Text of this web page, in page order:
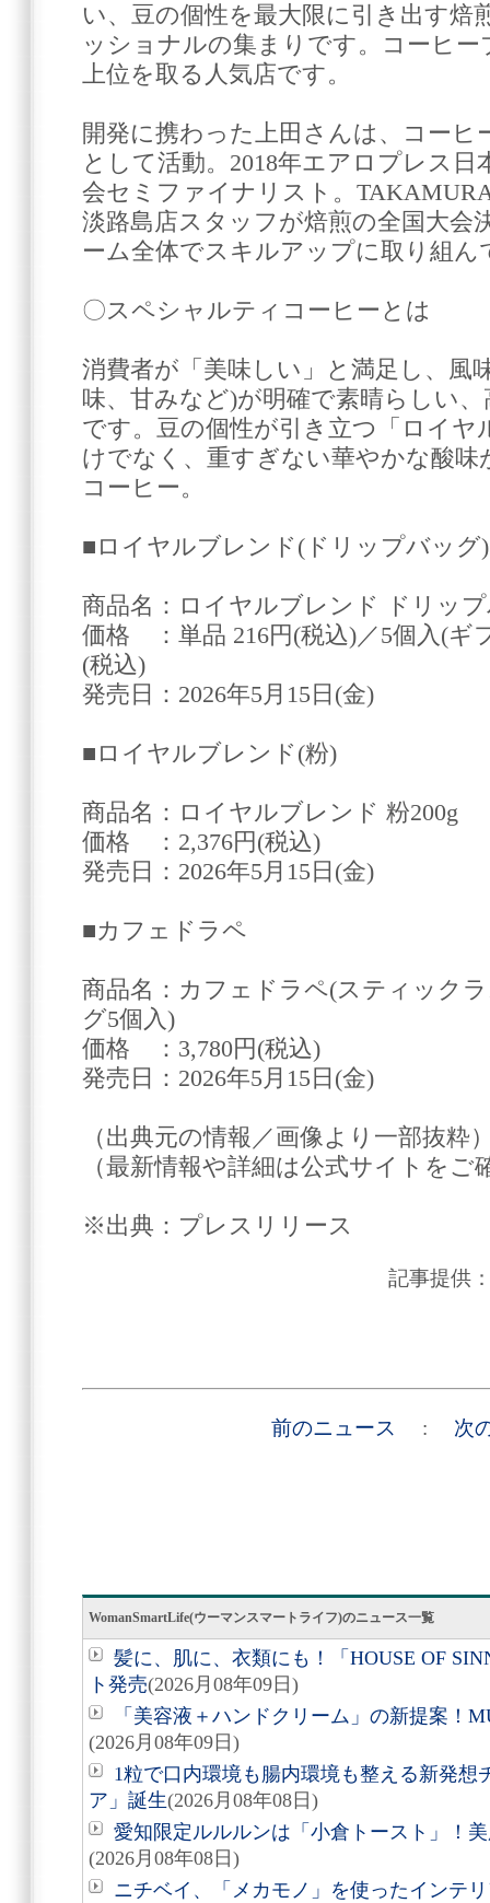
い、豆の個性を最大限に引き出す焙
ッショナルの集まりです。コーヒ
上位を取る人気店です。
開発に携わった上田さんは、コーヒ
として活動。2018年エアロプレス
会セミファイナリスト。TAKAMURA
淡路島店スタッフが焙煎の全国大会
ーム全体でスキルアップに取り組ん
〇スペシャルティコーヒーとは
消費者が「美味しい」と満足し、風
味、甘みなど)が明確で素晴らしい
です。豆の個性が引き立つ「ロイヤ
けでなく、重すぎない華やかな酸
コーヒー。
■ロイヤルブレンド(ドリップバッグ)
商品名：ロイヤルブレンド ドリッ
価格 ：単品 216円(税込)／5個入(ギ
(税込)
発売日：2026年5月15日(金)
■ロイヤルブレンド(粉)
商品名：ロイヤルブレンド 粉200g
価格 ：2,376円(税込)
発売日：2026年5月15日(金)
■カフェドラペ
商品名：カフェドラペ(スティック
グ5個入)
価格 ：3,780円(税込)
発売日：2026年5月15日(金)
（出典元の情報／画像より一部抜粋
（最新情報や詳細は公式サイトをご
※出典：プレスリリース
記事提供
前のニュース : 次
WomanSmartLife(ウーマンスマートライフ)のニュース一覧
髪に、肌に、衣類にも！「HOUSE OF
ト発売(2026月08年09日)
「美容液＋ハンドクリーム」の新提案！
(2026月08年09日)
1粒で口内環境も腸内環境も整える新発想
ア」誕生(2026月08年08日)
愛知限定ルルルンは「小倉トースト」！
(2026月08年08日)
ニチベイ、「メカモノ」を使ったインテ